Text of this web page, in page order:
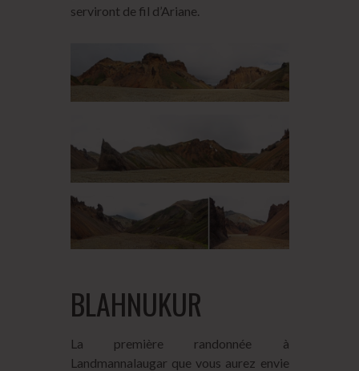
serviront de fil d’Ariane.
BLAHNUKUR
La première randonnée à
Landmannalaugar que vous aurez envie